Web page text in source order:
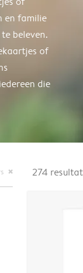
en familie
beleven.
of
die
close 274